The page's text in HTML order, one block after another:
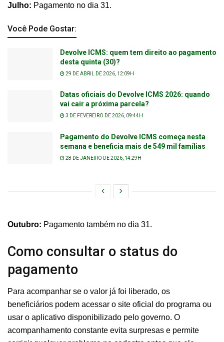
Julho: Pagamento no dia 31.
Você Pode Gostar:
Devolve ICMS: quem tem direito ao pagamento
desta quinta (30)?
29 DE ABRIL DE 2026, 12:09H
Datas oficiais do Devolve ICMS 2026: quando
vai cair a próxima parcela?
3 DE FEVEREIRO DE 2026, 09:44H
Pagamento do Devolve ICMS começa nesta
semana e beneficia mais de 549 mil famílias
28 DE JANEIRO DE 2026, 14:29H
Outubro: Pagamento também no dia 31.
Como consultar o status do
pagamento
Para acompanhar se o valor já foi liberado, os
beneficiários podem acessar o site oficial do programa ou
usar o aplicativo disponibilizado pelo governo. O
acompanhamento constante evita surpresas e permite